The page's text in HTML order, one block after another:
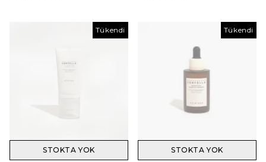
Tükendi
STOKTA YOK
Tükendi
STOKTA YOK